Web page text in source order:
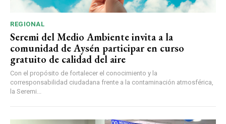
REGIONAL
Seremi del Medio Ambiente invita a la
comunidad de Aysén participar en curso
gratuito de calidad del aire
Con el propósito de fortalecer el conocimiento y la
corresponsabilidad ciudadana frente a la contaminación atmosférica,
la Seremi...